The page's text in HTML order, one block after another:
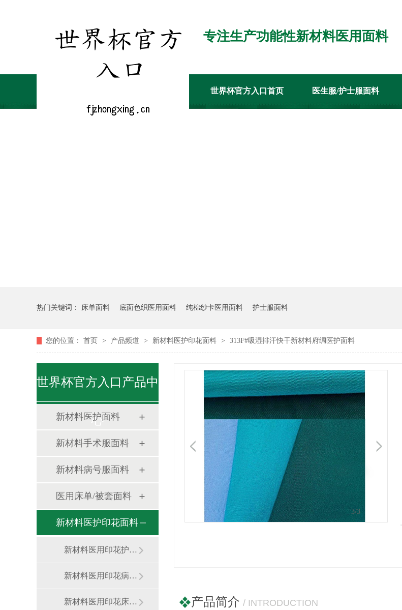
专注生产功能性新材料医用面料
世界杯官方入口首页 医生服/护士服面料
热门关键词： 床单面料 底面色织医用面料 纯棉纱卡医用面料 护士服面料
您的位置： 首页 > 产品频道 > 新材料医护印花面料 > 313F#吸湿排汗快干新材料府绸医护面料
世界杯官方入口产品中
心
新材料医护面料
新材料手术服面料
新材料病号服面料
医用床单/被套面料
新材料医护印花面料
新材料医用印花护士服面料
新材料医用印花病号服面料
新材料医用印花床单面料
1/3
产品简介 / INTRODUCTION